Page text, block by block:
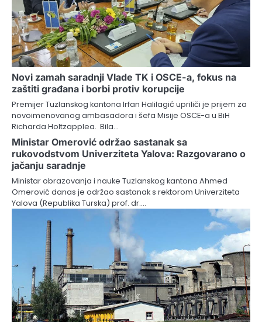
Novi zamah saradnji Vlade TK i OSCE-a, fokus na
zaštiti građana i borbi protiv korupcije
Premijer Tuzlanskog kantona Irfan Halilagić upriliči je prijem za
novoimenovanog ambasadora i šefa Misije OSCE-a u BiH
Richarda Holtzapplea. Bila…
Ministar Omerović održao sastanak sa
rukovodstvom Univerziteta Yalova: Razgovarano o
jačanju saradnje
Ministar obrazovanja i nauke Tuzlanskog kantona Ahmed
Omerović danas je održao sastanak s rektorom Univerziteta
Yalova (Republika Turska) prof. dr.…